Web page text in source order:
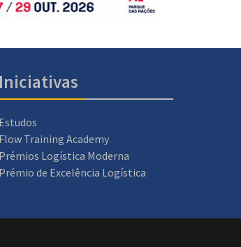
Iniciativas
Estudos
Flow Training Academy
Prémios Logística Moderna
Prémio de Excelência Logística